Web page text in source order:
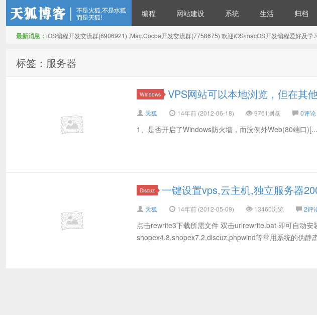
编程 网站建设 系统 生活 归档
最新消息： iOS编程开发交流群(6906921) ,Mac.Cocoa开发交流群(7758675) 欢迎iOS/macOS开发编程爱好及学
标签：服务器
Windows VPS网站可以本地浏览，但在其
天狐 14年前 (2012-06-18) 9761浏览 0评论
1、是否开启了Windows防火墙，而没例外Web(80端口
Discuz 一键设置vps,云主机,独立服务器
天狐 14年前 (2012-05-09) 13460浏览 2评
点击rewrite3下载所需文件 双击urlrewrite.bat 即可自动
shopex4.8,shopex7.2,discuz,phpwind等常用系统的伪静